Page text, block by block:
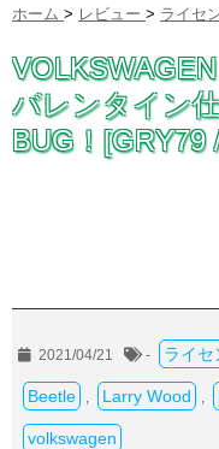
ホーム > レビュー > ライセ
バレンタイン
BUG！[GRY79
2021/04/21 - ライセ
Beetle Larry Wood
volkswagen